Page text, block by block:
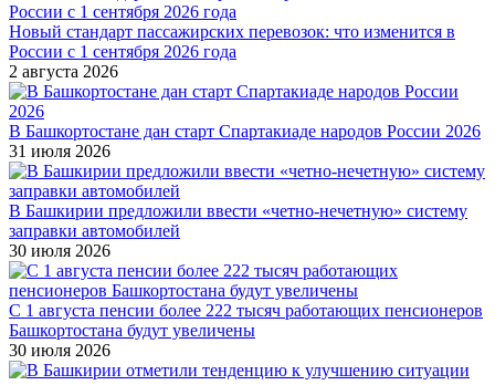
Новый стандарт пассажирских перевозок: что изменится в
России с 1 сентября 2026 года
2 августа 2026
В Башкортостане дан старт Спартакиаде народов России 2026
31 июля 2026
В Башкирии предложили ввести «четно-нечетную» систему
заправки автомобилей
30 июля 2026
С 1 августа пенсии более 222 тысяч работающих пенсионеров
Башкортостана будут увеличены
30 июля 2026